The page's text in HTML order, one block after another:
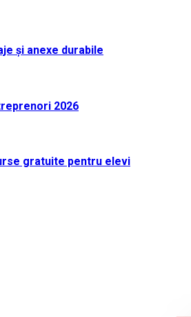
și anexe durabile
2026
gratuite pentru elevi